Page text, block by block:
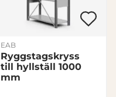
EAB
Ryggstagskryss
till hyllställ 1000
mm